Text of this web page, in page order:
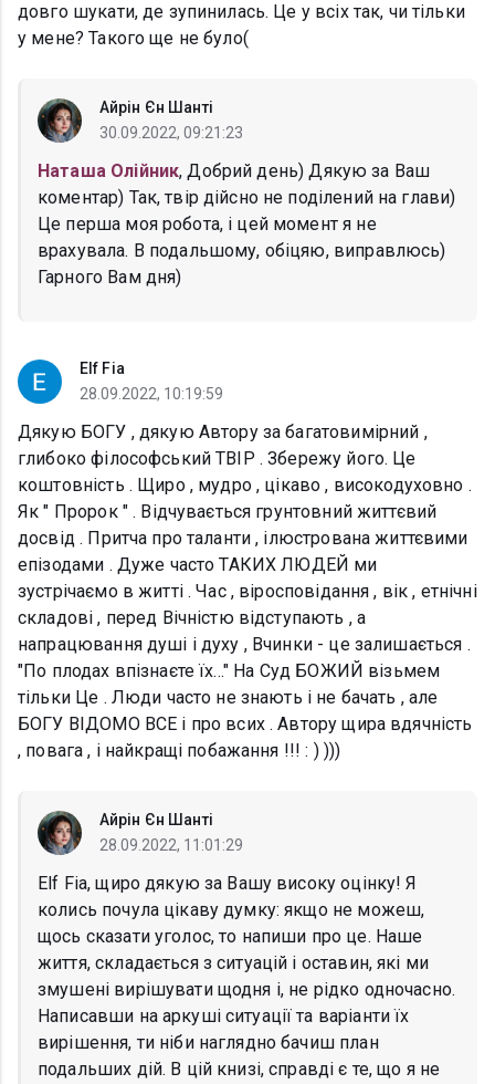
довго шукати, де зупинилась. Це у всіх так, чи тільки
у мене? Такого ще не було(
Айрін Єн Шанті
30.09.2022, 09:21:23
Наташа Олійник, Добрий день) Дякую за Ваш
коментар) Так, твір дійсно не поділений на глави)
Це перша моя робота, і цей момент я не
врахувала. В подальшому, обіцяю, виправлюсь)
Гарного Вам дня)
Elf Fia
28.09.2022, 10:19:59
Дякую БОГУ , дякую Автору за багатовимірний ,
глибоко філософський ТВІР . Збережу його. Це
коштовність . Щиро , мудро , цікаво , високодуховно .
Як " Пророк " . Відчувається грунтовний життєвий
досвід . Притча про таланти , ілюстрована життєвими
епізодами . Дуже часто ТАКИХ ЛЮДЕЙ ми
зустрічаємо в житті . Час , віросповідання , вік , етнічні
складові , перед Вічністю відступають , а
напрацювання душі і духу , Вчинки - це залишається .
"По плодах впізнаєте їх..." На Суд БОЖИЙ візьмем
тільки Це . Люди часто не знають і не бачать , але
БОГУ ВІДОМО ВСЕ і про всих . Автору щира вдячність
, повага , і найкращі побажання !!! : ) )))
Айрін Єн Шанті
28.09.2022, 11:01:29
Elf Fia, щиро дякую за Вашу високу оцінку! Я
колись почула цікаву думку: якщо не можеш,
щось сказати уголос, то напиши про це. Наше
життя, складається з ситуацій і оставин, які ми
змушені вирішувати щодня і, не рідко одночасно.
Написавши на аркуші ситуації та варіанти їх
вирішення, ти ніби наглядно бачиш план
подальших дій. В цій книзі, справді є те, що я не